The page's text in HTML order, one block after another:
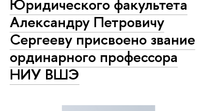
Юридического факультета
Александру Петровичу
Сергееву присвоено звание
ординарного профессора
НИУ ВШЭ